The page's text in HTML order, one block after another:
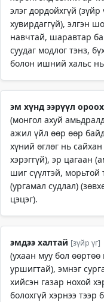
элэг дордойхгүй (зүйр
хувирдаггүй), элгэн
навчтай, шаравтар
суудаг модлог тэнз,
болон ишний хальс
эм хүнд ээрүүл
(монгол ахуй
ажил үйл өөр өөр
хүний өглөг нь
хэрэггүй), эр цагаан
шиг сүүлтэй, морьтой
(ургамал судлал)
цэцэг).
эмдээ халтай [зүйр үг]
(ухаан муу бол
уршигтай), эмнэг
хийсэн газар нохой
болохгүй хэрнээ тээр